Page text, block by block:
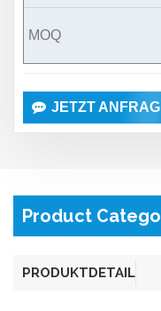
MOQ
JETZT
Product
PRODUKTDETAIL